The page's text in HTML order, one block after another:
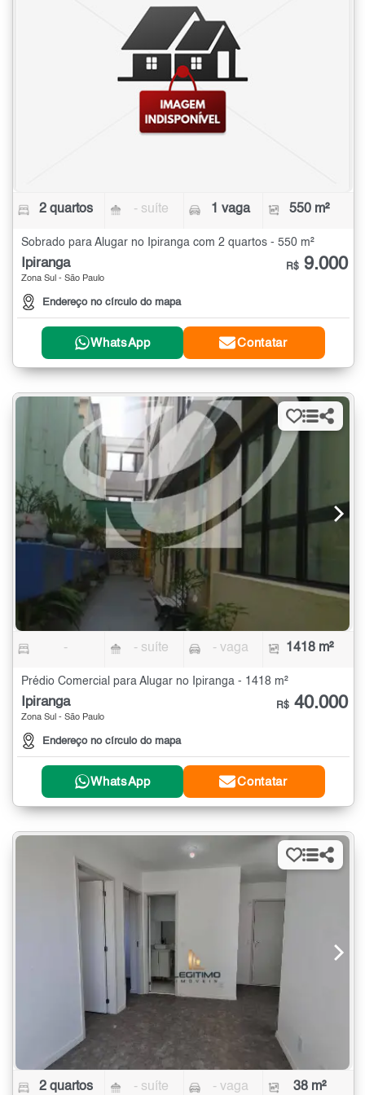
2 quartos - suíte 1 vaga 550 m²
Sobrado para Alugar no Ipiranga com 2 quartos - 550 m²
Ipiranga
Zona Sul - São Paulo
Endereço no círculo do mapa
R$ 9.000
WhatsApp Contatar
- - suíte - vaga 1418 m²
Prédio Comercial para Alugar no Ipiranga - 1418 m²
Ipiranga
Zona Sul - São Paulo
Endereço no círculo do mapa
R$ 40.000
WhatsApp Contatar
2 quartos - suíte - vaga 38 m²